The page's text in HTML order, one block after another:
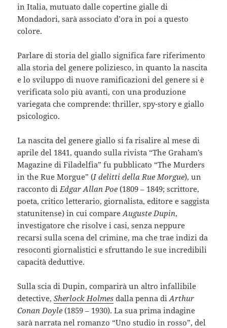
in Italia, mutuato dalle copertine gialle di
Mondadori, sarà associato d’ora in poi a questo
colore.
Parlare di storia del giallo significa fare riferimento
alla storia del genere poliziesco, in quanto la nascita
e lo sviluppo di nuove ramificazioni del genere si è
verificata solo più avanti, con una produzione
variegata che comprende: thriller, spy-story e giallo
psicologico.
La nascita del genere giallo si fa risalire al mese di
aprile del 1841, quando sulla rivista “The Graham’s
Magazine di Filadelfia” fu pubblicato “The Murders
in the Rue Morgue” (I delitti della Rue Morgue), un
racconto di Edgar Allan Poe (1809 – 1849; scrittore,
poeta, critico letterario, giornalista, editore e saggista
statunitense) in cui compareAuguste Dupin,
investigatore che risolve i casi, senza neppure
recarsi sulla scena del crimine, ma che trae indizi da
resoconti giornalistici e sfruttando le sue incredibili
capacità deduttive.
Sulla scia di Dupin, comparirà un altro infallibile
detective,Sherlock Holmes dalla penna diArthur
Conan Doyle (1859 – 1930). La sua prima indagine
sarà narrata nel romanzo “Uno studio in rosso”, del